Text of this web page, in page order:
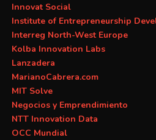
Innovat Social
Institute of Entrepreneurship
Interreg North-West Europe
Kolba Innovation Labs
Lanzadera
MarianoCabrera.com
MIT Solve
Negocios y Emprendimiento
NTT Innovation Data
OCC Mundial